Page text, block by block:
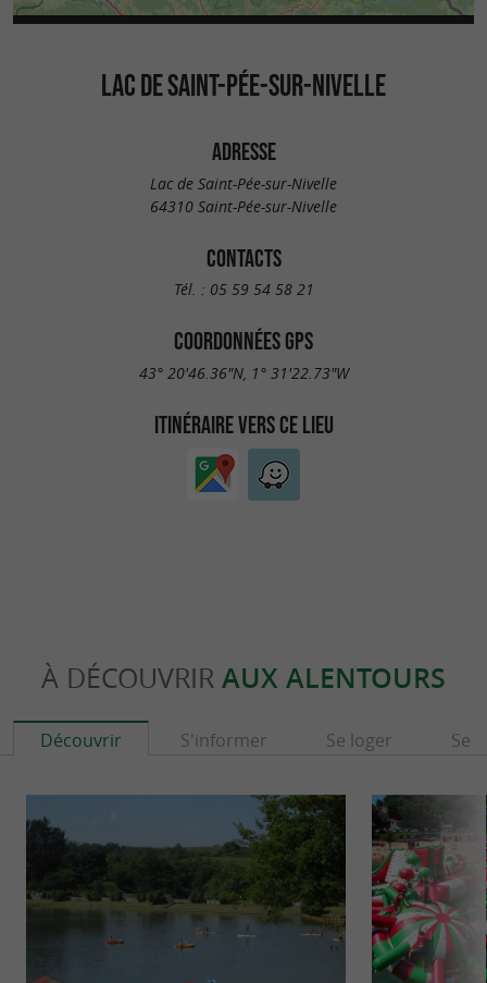
LAC DE SAINT-PÉE-SUR-NIVELLE
ADRESSE
Lac de Saint-Pée-sur-Nivelle
64310 Saint-Pée-sur-Nivelle
CONTACTS
Tél. : 05 59 54 58 21
COORDONNÉES GPS
43° 20'46.36"N, 1° 31'22.73"W
ITINÉRAIRE VERS CE LIEU
À DÉCOUVRIR AUX ALENTOURS
Découvrir S'informer Se loger Se